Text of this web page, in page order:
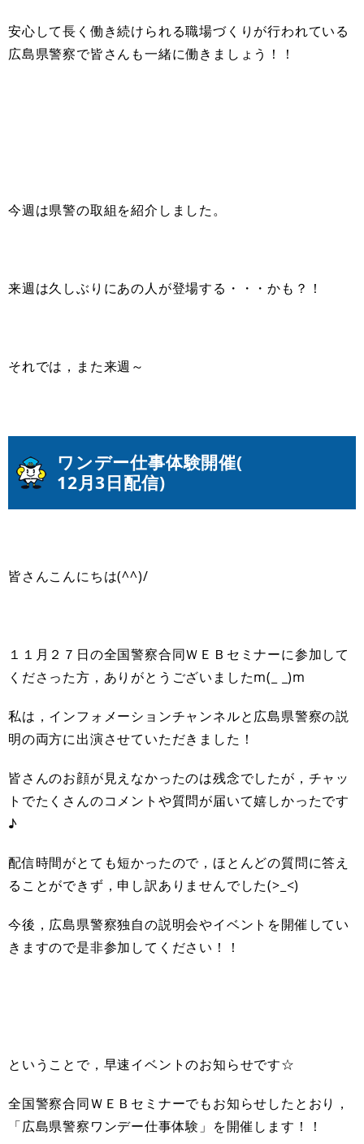
安心して長く働き続けられる職場づくりが行われている
広島県警察で皆さんも一緒に働きましょう！！
今週は県警の取組を紹介しました。
来週は久しぶりにあの人が登場する・・・かも？！
それでは，また来週～
ワンデー仕事体験開催(
12月3日配信)
皆さんこんにちは(^^)/
１１月２７日の全国警察合同ＷＥＢセミナーに参加して
くださった方，ありがとうございましたm(_ _)m
私は，インフォメーションチャンネルと広島県警察の説
明の両方に出演させていただきました！
皆さんのお顔が見えなかったのは残念でしたが，チャッ
トでたくさんのコメントや質問が届いて嬉しかったです
♪
配信時間がとても短かったので，ほとんどの質問に答え
ることができず，申し訳ありませんでした(>_<)
今後，広島県警察独自の説明会やイベントを開催してい
きますので是非参加してください！！
ということで，早速イベントのお知らせです☆
全国警察合同ＷＥＢセミナーでもお知らせしたとおり，
「広島県警察ワンデー仕事体験」を開催します！！